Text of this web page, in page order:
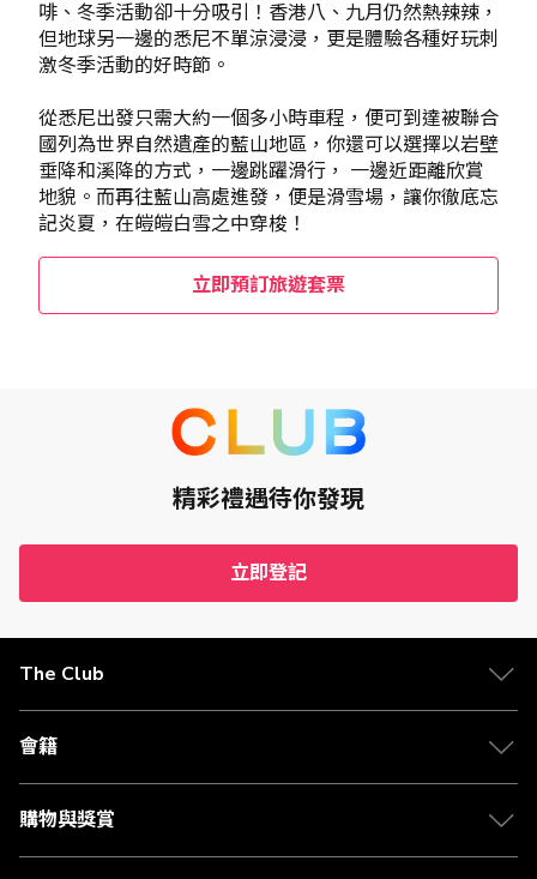
啡、冬季活動卻十分吸引！香港八、九月仍然熱辣辣，
但地球另一邊的悉尼不單涼浸浸，更是體驗各種好玩刺
激冬季活動的好時節。
從悉尼出發只需大約一個多小時車程，便可到達被聯合
國列為世界自然遺產的藍山地區，你還可以選擇以岩壁
垂降和溪降的方式，一邊跳躍滑行， 一邊近距離欣賞
地貌。而再往藍山高處進發，便是滑雪場，讓你徹底忘
記炎夏，在皚皚白雪之中穿梭！
立即預訂旅遊套票
精彩禮遇待你發現
立即登記
The Club
會籍
購物與獎賞